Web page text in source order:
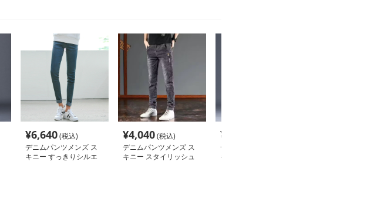
¥6,640(税込)
デニムパンツメンズ ス
キニー すっきりシルエ
¥4,040(税込)
デニムパンツメンズ ス
キニー スタイリッシュ
¥
デニムパンツメンズ ス
キニー モダン美脚シル